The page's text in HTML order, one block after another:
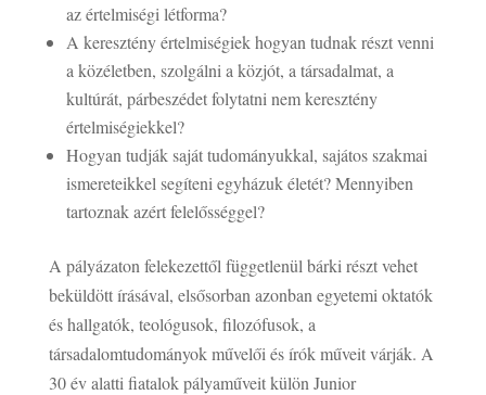
az értelmiségi létforma?
A keresztény értelmiségiek hogyan tudnak részt venni
a közéletben, szolgálni a közjót, a társadalmat, a
kultúrát, párbeszédet folytatni nem keresztény
értelmiségiekkel?
Hogyan tudják saját tudományukkal, sajátos szakmai
ismereteikkel segíteni egyházuk életét? Mennyiben
tartoznak azért felelősséggel?
A pályázaton felekezettől függetlenül bárki részt vehet
beküldött írásával, elsősorban azonban egyetemi oktatók
és hallgatók, teológusok, filozófusok, a
társadalomtudományok művelői és írók műveit várják. A
30 év alatti fiatalok pályaműveit külön Junior